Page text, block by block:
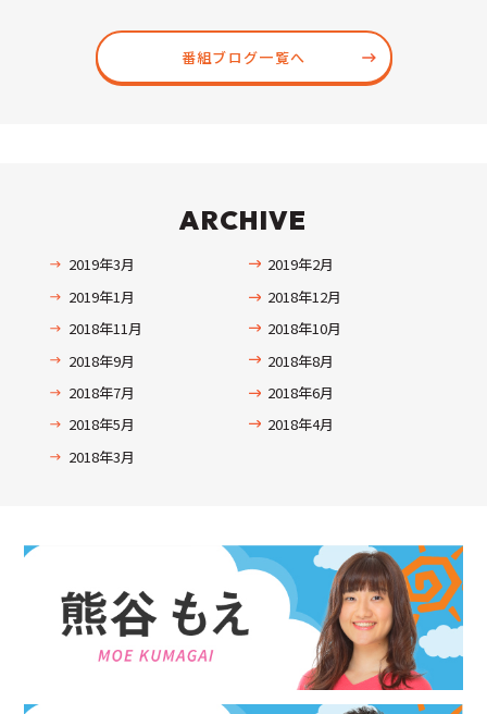
番組ブログ一覧へ
ARCHIVE
2019年3月
2019年2月
2019年1月
2018年12月
2018年11月
2018年10月
2018年9月
2018年8月
2018年7月
2018年6月
2018年5月
2018年4月
2018年3月